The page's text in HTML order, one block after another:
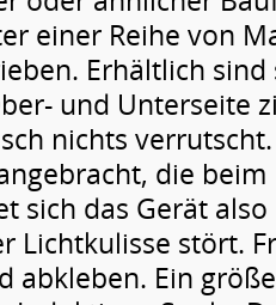
einer Reihe von
Erhältlich sind
und Unterseite
nichts
die
sich das Gerät
Lichtkulisse stört.
abkleben. Ein